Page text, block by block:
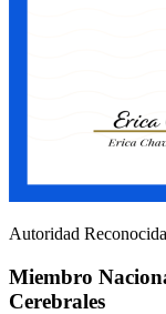
Autoridad Reconocida
Miembro
Cerebrales